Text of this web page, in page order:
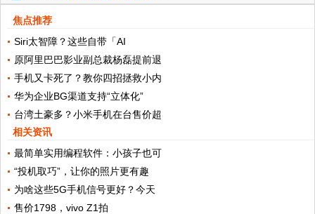
焦点推荐
Siri太智障？这些自带「AI
原阿里巴巴影业副总裁杨磊提前退
手机又卡死了？教你四招拯救小内
华为企业BG渠道支持“立体化”
台湾土豪多？小米手机在台售价超
相关资讯
最简单实用编程软件：小孩子也可
“投机取巧”，让你的照片更有趣
为啥这些5G手机信号更好？今天
售价1798，vivo Z1拍